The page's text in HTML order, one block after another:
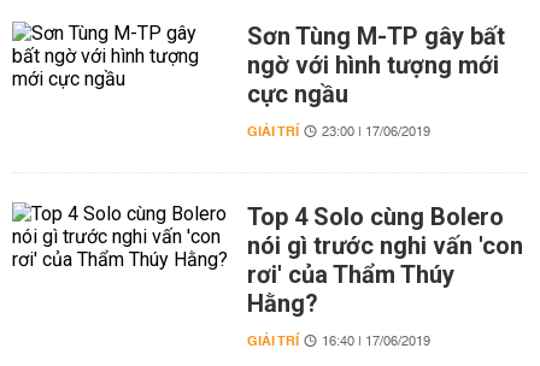
Sơn Tùng M-TP gây bất
ngờ với hình tượng mới
cực ngầu
GIẢI TRÍ 23:00 | 17/06/2019
Top 4 Solo cùng Bolero
nói gì trước nghi vấn 'con
rơi' của Thẩm Thúy
Hằng?
GIẢI TRÍ 16:40 | 17/06/2019